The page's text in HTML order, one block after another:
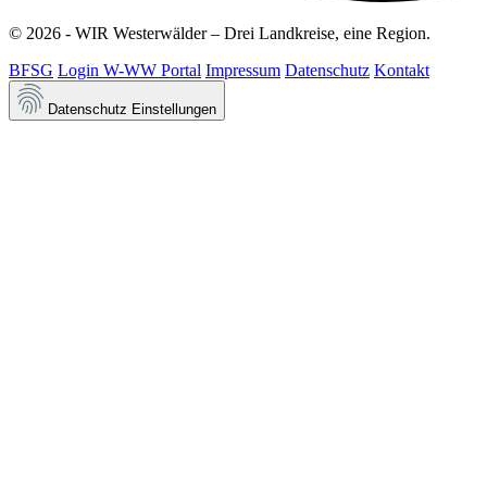
© 2026 - WIR Westerwälder – Drei Landkreise, eine Region.
BFSG Login W-WW Portal Impressum Datenschutz Kontakt
Datenschutz Einstellungen